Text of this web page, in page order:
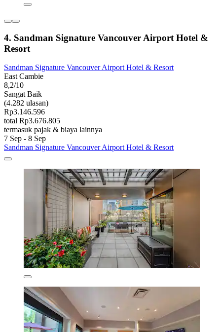
4. Sandman Signature Vancouver Airport Hotel &
Resort
Sandman Signature Vancouver Airport Hotel & Resort
East Cambie
8,2/10
Sangat Baik
(4.282 ulasan)
Rp3.146.596
total Rp3.676.805
termasuk pajak & biaya lainnya
7 Sep - 8 Sep
Sandman Signature Vancouver Airport Hotel & Resort